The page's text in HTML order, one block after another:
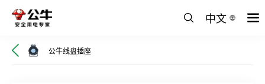
中文
公牛线盘插座